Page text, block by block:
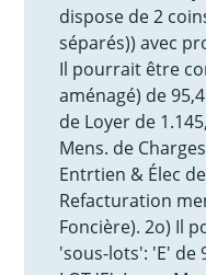
dispose de 2
séparés)) avec
Il pourrait être
aménagé) de
de Loyer de
Mens. de
Entrtien & Élec
Refacturation
Foncière). 2o) Il
'sous-lots': 'E' de